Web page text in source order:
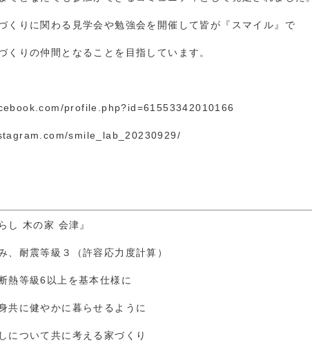
くりに関わる見学会や勉強会を開催して皆が『スマイル』で
くりの仲間となることを目指しています。
profile.php?id=61553342010166
smile_lab_20230929/
し 木の家 会津』
、耐震等級３（許容応力度計算）
熱等級6以上を基本仕様に
共に健やかに暮らせるように
について共に考える家づくり